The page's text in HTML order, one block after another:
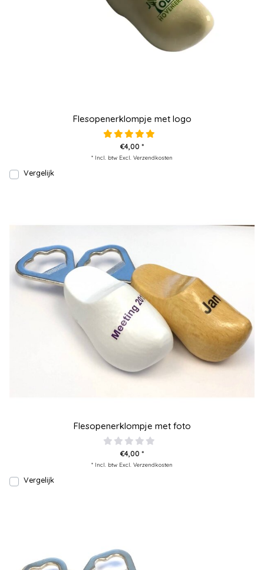
Flesopenerklompje met logo
€4,00 *
* Incl. btw Excl. Verzendkosten
Vergelijk
Flesopenerklompje met foto
€4,00 *
* Incl. btw Excl. Verzendkosten
Vergelijk